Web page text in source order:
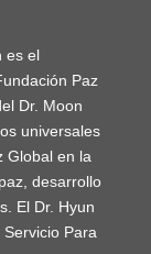
es el
Paz
Dr. Moon
universales
Global en la
desarrollo
El Dr. Hyun
Para